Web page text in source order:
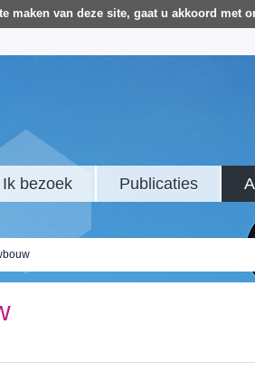
maken van deze site, gaat u akkoord met
Ik bezoek Publicaties